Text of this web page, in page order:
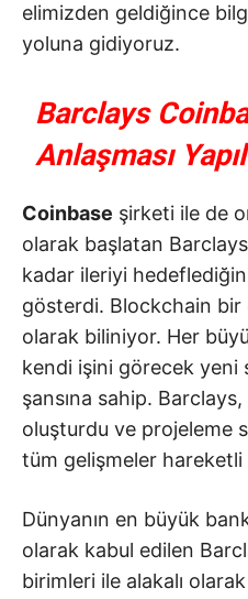
elimizden geldiğince
yoluna gidiyoruz.
Barclays
Anlaşması
Coinbase şirketi ile de
olarak başlatan
kadar ileriyi
gösterdi. Blockchain bir
olarak biliniyor. Her
kendi işini görecek yeni
şansına sahip.
oluşturdu ve projeleme
tüm gelişmeler hareketli
Dünyanın en büyük
olarak kabul edilen
birimleri ile alakalı